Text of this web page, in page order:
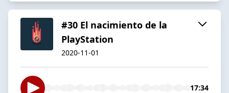
#30 El nacimiento de la
PlayStation
2020-11-01
17:34